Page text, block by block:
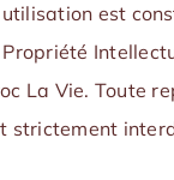
est
La Vie. Toute
strictement